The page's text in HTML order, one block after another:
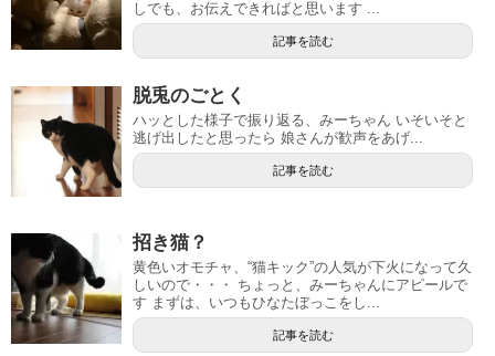
しでも、お伝えできればと思います ...
記事を読む
脱兎のごとく
ハッとした様子で振り返る、みーちゃん いそいそと
逃げ出したと思ったら 娘さんが歓声をあげ...
記事を読む
招き猫？
黄色いオモチャ、“猫キック”の人気が下火になって久
しいので・・・ ちょっと、みーちゃんにアピールで
す まずは、いつもひなたぼっこをし...
記事を読む